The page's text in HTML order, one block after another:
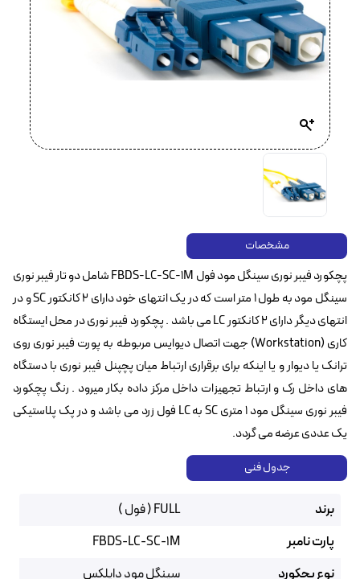
مشخصات
پچکورد فیبر نوری سینگل مود فول FBDS-LC-SC-1M شامل دو تار فیبر نوری
سینگل مود به طول ۱ متر است که در یک انتهای خود دارای ۲ کانکتور SC و در
انتهای دیگر دارای ۲ کانکتور LC می باشد . پچکورد فیبر نوری در محل ایستگاه
کاری (Workstation) جهت اتصال دیوایس مربوطه به پورت فیبر نوری روی
ترانک یا دیوار و یا اینکه برای برقراری ارتباط میان پچپنل فیبر نوری با دستگاه
های داخل رک و ارتباط تجهیزات داخل مرکز داده بکار میرود . رنگ پچکورد
فیبر نوری سینگل مود ۱ متری SC به LC فول زرد می باشد و در پک پلاستیکی
یک عددی عرضه می گردد.
جدول فنی
برند
FULL ( فول )
پارت نامبر
FBDS-LC-SC-1M
نوع پچکورد
سینگل مود داپلکس